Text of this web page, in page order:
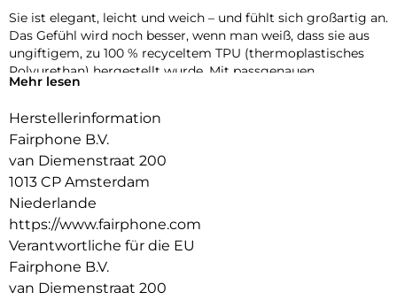
Sie ist elegant, leicht und weich – und fühlt sich großartig an.
Das Gefühl wird noch besser, wenn man weiß, dass sie aus
ungiftigem, zu 100 % recyceltem TPU (thermoplastisches
Polyurethan) hergestellt wurde. Mit passgenauen
Aussparungen und reaktionsschnellen Tastenabdeckungen
Mehr lesen
Herstellerinformation
Fairphone B.V.
van Diemenstraat 200
1013 CP Amsterdam
Niederlande
https://www.fairphone.com
Verantwortliche für die EU
Fairphone B.V.
van Diemenstraat 200